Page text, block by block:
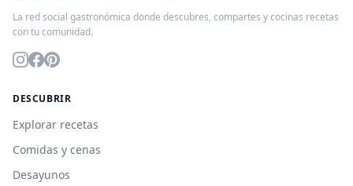
La red social gastronómica donde descubres, compartes y cocinas recetas
con tu comunidad.
DESCUBRIR
Explorar recetas
Comidas y cenas
Desayunos